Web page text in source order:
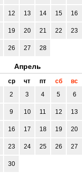
12 13 14 15 16
19 20 21 22 23
26 27 28
Апрель
ср чт пт сб
вс
2 3 4 5 6
9 10 11 12 13
16 17 18 19 20
23 24 25 26 27
30